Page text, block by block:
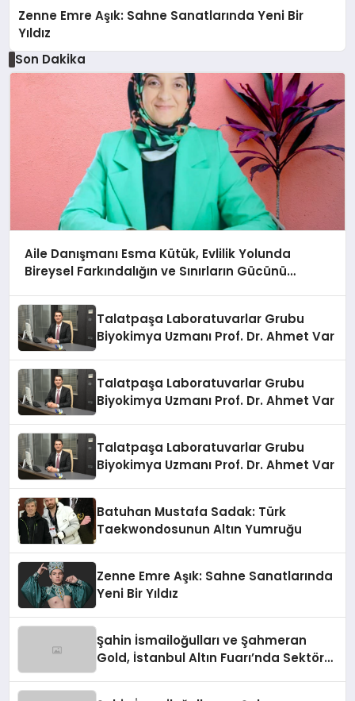
Zenne Emre Aşık: Sahne Sanatlarında Yeni Bir
Yıldız
Son Dakika
Aile Danışmanı Esma Kütük, Evlilik Yolunda
Bireysel Farkındalığın ve Sınırların Gücünü
Talatpaşa Laboratuvarlar Grubu
Biyokimya Uzmanı Prof. Dr. Ahmet Var
Talatpaşa Laboratuvarlar Grubu
Biyokimya Uzmanı Prof. Dr. Ahmet Var
Talatpaşa Laboratuvarlar Grubu
Biyokimya Uzmanı Prof. Dr. Ahmet Var
Batuhan Mustafa Sadak: Türk
Taekwondosunun Altın Yumruğu
Zenne Emre Aşık: Sahne Sanatlarında
Yeni Bir Yıldız
Şahin İsmailoğulları ve Şahmeran
Gold, İstanbul Altın Fuarı’nda Sektöre